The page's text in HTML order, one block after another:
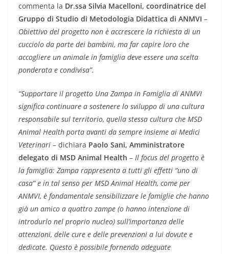
commenta la Dr.ssa Silvia Macelloni, coordinatrice del
Gruppo di Studio di Metodologia Didattica di ANMVI –
Obiettivo del progetto non è accrescere la richiesta di un
cucciolo da parte dei bambini, ma far capire loro che
accogliere un animale in famiglia deve essere una scelta
ponderata e condivisa”.
“Supportare il progetto Una Zampa in Famiglia di ANMVI
significa continuare a sostenere lo sviluppo di una cultura
responsabile sul territorio, quella stessa cultura che MSD
Animal Health porta avanti da sempre insieme ai Medici
Veterinari – dichiara Paolo Sani, Amministratore
delegato di MSD Animal Health – Il focus del progetto è
la famiglia: Zampa rappresenta a tutti gli effetti “uno di
casa” e in tal senso per MSD Animal Health, come per
ANMVI, è fondamentale sensibilizzare le famiglie che hanno
già un amico a quattro zampe (o hanno intenzione di
introdurlo nel proprio nucleo) sull’importanza delle
attenzioni, delle cure e delle prevenzioni a lui dovute e
dedicate. Questo è possibile fornendo adeguate